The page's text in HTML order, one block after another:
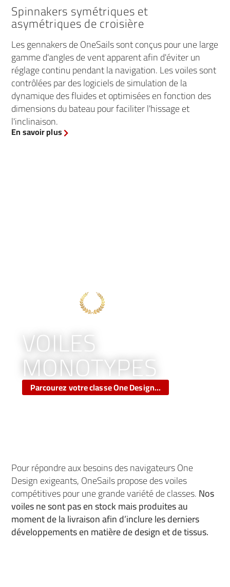
Spinnakers symétriques et
asymétriques de croisière
Les gennakers de OneSails sont conçus pour une large
gamme d'angles de vent apparent afin d'éviter un
réglage continu pendant la navigation. Les voiles sont
contrôlées par des logiciels de simulation de la
dynamique des fluides et optimisées en fonction des
dimensions du bateau pour faciliter l'hissage et
l'inclinaison.
En savoir plus
VOILES
MONOTYPES
Parcourez votre classe One Design...
Pour répondre aux besoins des navigateurs One
Design exigeants, OneSails propose des voiles
compétitives pour une grande variété de classes.Nos
voiles ne sont pas en stock mais produites au
moment de la livraison afin d’inclure les derniers
développements en matière de design et de tissus.